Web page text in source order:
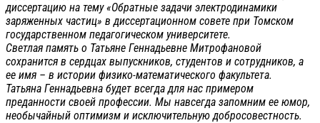
диссертацию на тему «Обратные задачи электродинамики
заряженных частиц» в диссертационном совете при Томском
государственном педагогическом университете.
Светлая память о Татьяне Геннадьевне Митрофановой
сохранится в сердцах выпускников, студентов и сотрудников, а
ее имя – в истории физико-математического факультета.
Татьяна Геннадьевна будет всегда для нас примером
преданности своей профессии. Мы навсегда запомним ее юмор,
необычайный оптимизм и исключительную добросовестность.